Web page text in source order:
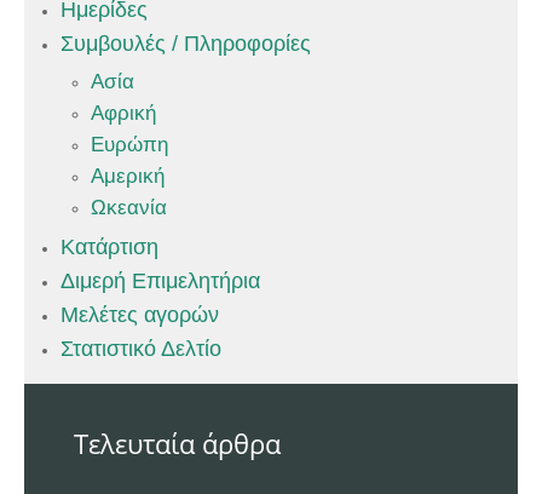
Ημερίδες
Συμβουλές / Πληροφορίες
Ασία
Αφρική
Ευρώπη
Αμερική
Ωκεανία
Κατάρτιση
Διμερή Επιμελητήρια
Μελέτες αγορών
Στατιστικό Δελτίο
Τελευταία άρθρα